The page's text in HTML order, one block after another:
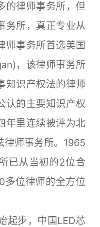
的律师事务所，但
务所，真正专业从
师事务所首选美国
，该律师事务所
知识产权法的律师
认的主要知识产权
年里连续被评为北
律师事务所。1965
已从当初的2位合
多位律师的全方位
起步，中国LED芯